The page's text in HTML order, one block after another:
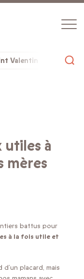
Valentin
utiles à
mères
battus pour
à la fois utile et
placard, mais